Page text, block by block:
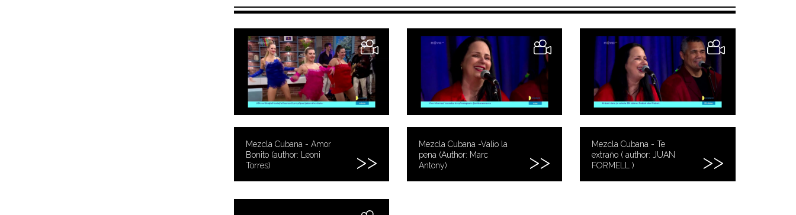
Mezcla Cubana - Amor
Bonito (author: Leoni
Torres)
Mezcla Cubana -Valio la
pena (Author: Marc
Antony)
Mezcla Cubana - Te
extraňo ( author: JUAN
FORMELL )